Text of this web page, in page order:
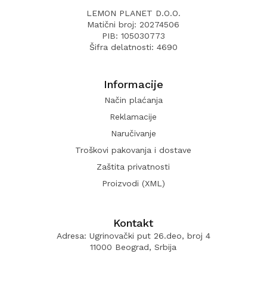
LEMON PLANET D.O.O.
Matični broj: 20274506
PIB: 105030773
Šifra delatnosti: 4690
Informacije
Način plaćanja
Reklamacije
Naručivanje
Troškovi pakovanja i dostave
Zaštita privatnosti
Proizvodi (XML)
Kontakt
Adresa: Ugrinovački put 26.deo, broj 4
11000 Beograd, Srbija